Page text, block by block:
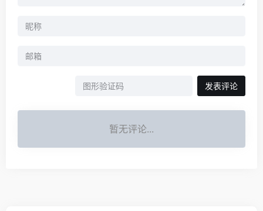
发表评论
暂无评论...